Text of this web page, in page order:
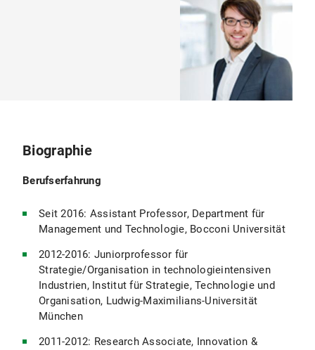
Biographie
Berufserfahrung
Seit 2016: Assistant Professor, Department für
Management und Technologie, Bocconi Universität
2012-2016: Juniorprofessor für
Strategie/Organisation in technologieintensiven
Industrien, Institut für Strategie, Technologie und
Organisation, Ludwig-Maximilians-Universität
München
2011-2012: Research Associate, Innovation &